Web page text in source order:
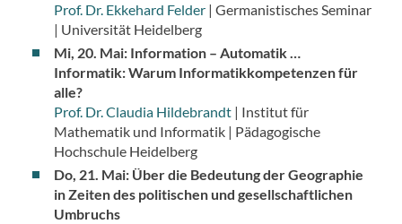
Prof. Dr. Ekkehard Felder | Germanistisches Seminar
| Universität Heidelberg
Mi, 20. Mai: Information – Automatik …
Informatik: Warum Informatikkompetenzen für
alle?
Prof. Dr. Claudia Hildebrandt| Institut für
Mathematik und Informatik | Pädagogische
Hochschule Heidelberg
Do, 21. Mai: Über die Bedeutung der Geographie
in Zeiten des politischen und gesellschaftlichen
Umbruchs